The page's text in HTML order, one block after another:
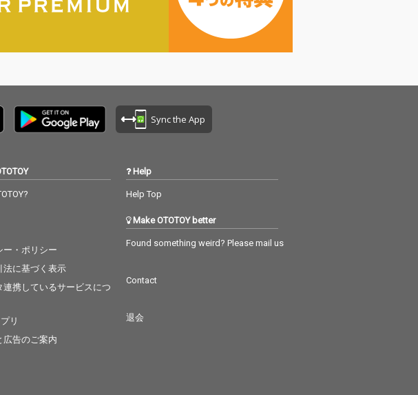
Sync the App
ー・ポリシー
法に基づく表示
連携しているサービスにつ
リ
広告のご案内
Help
Help Top
Make OTOTOY better
Found something weird? Please mail us
Contact
退会